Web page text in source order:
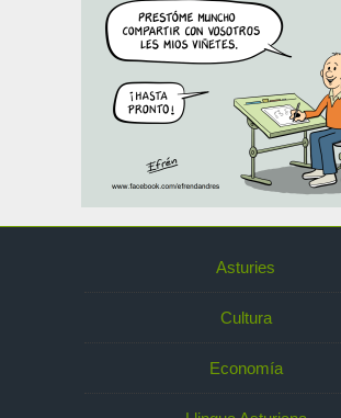
Asturies
Cultura
Economía